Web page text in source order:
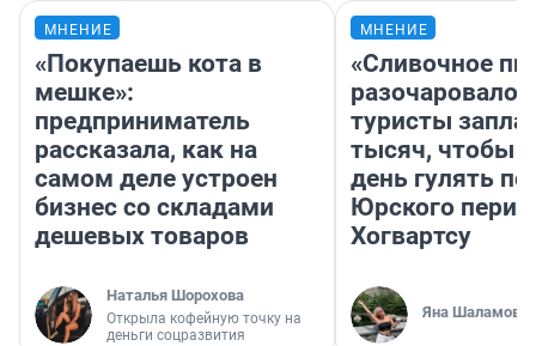
МНЕНИЕ
«Покупаешь кота в
мешке»:
предприниматель
рассказала, как на
самом деле устроен
бизнес со складами
дешевых товаров
Наталья Шорохова
Открыла кофейную точку на
деньги соцразвития
МНЕНИЕ
«Сливочное
разочаровало»:
туристы
тысяч, чтобы
день гулять по
Юрского
Хогвартсу
Яна Шаламова